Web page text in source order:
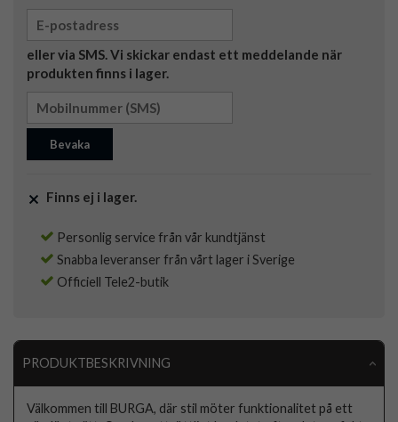
eller via SMS. Vi skickar endast ett meddelande när
produkten finns i lager.
Bevaka
Finns ej i lager.
Personlig service från vår kundtjänst
Snabba leveranser från vårt lager i Sverige
Officiell Tele2-butik
PRODUKTBESKRIVNING
Välkommen till BURGA, där stil möter funktionalitet på ett